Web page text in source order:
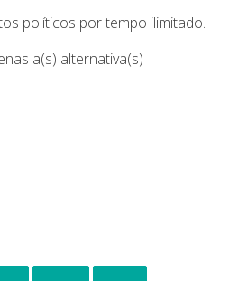
políticos por tempo ilimitado.
a(s) alternativa(s)